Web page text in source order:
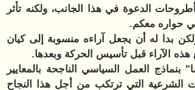
الدعوة في هذا الجانب، ولكنه تأثر
حواره معكم.
بدا له أن يجعل آراءه منسوبة إلى كيان
الآراء قبل تأسيس الحركة وبعدها.
العمل السياسي الناجحة بالمعايير
الشرعية التي ترتكب من أجل هذا النجاح